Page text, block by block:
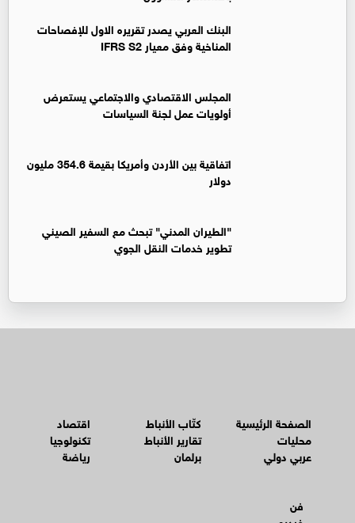
البنك العربي يصدر تقريره الاول للإفصاحات
المناخية وفق معيار IFRS S2
المجلس الاقتصادي والاجتماعي يستعرض
أولويات عمل لجنة السياسات
اتفاقية بين الأردن وأمريكا بقيمة 354.6 مليون
دولار
"الطيران المدني" تبحث مع السفير الصيني
تطوير خدمات النقل الجوي
الصفحة الرئيسية
محليات
عربي دولي
كتّاب الأنباط
تقارير الأنباط
برلمان
اقتصاد
تكنولوجيا
رياضة
فن